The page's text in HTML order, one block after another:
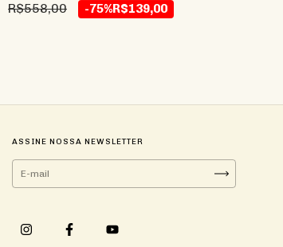
R$558,00 -75%R$139,00
ASSINE NOSSA NEWSLETTER